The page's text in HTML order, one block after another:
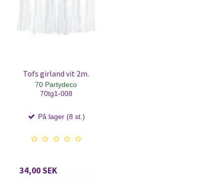
Tofs girland vit 2m.
70 Partydeco
70tg1-008
På lager (8 st.)
34,00 SEK